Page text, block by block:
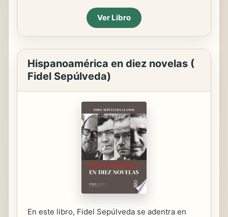
Ver Libro
Hispanoamérica en diez novelas (
Fidel Sepúlveda)
En este libro, Fidel Sepúlveda se adentra en